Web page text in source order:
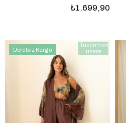
₺1.699,90
Ücretsiz Kargo
Tükenmek
üzere